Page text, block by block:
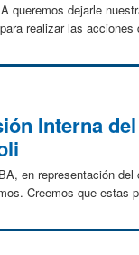
queremos dejarle
realizar las
Interna
en representación
Creemos que estas